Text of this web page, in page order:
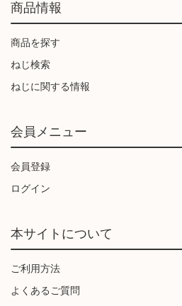
商品情報
商品を探す
ねじ検索
ねじに関する情報
会員メニュー
会員登録
ログイン
本サイトについて
ご利用方法
よくあるご質問